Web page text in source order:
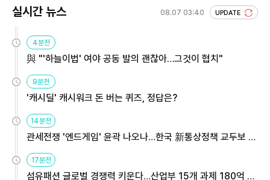
실시간 뉴스 08.07 03:40 UPDATE
4분전
與 "'하늘이법' 여야 공동 발의 괜찮아…그것이 협치"
9분전
'캐시딜' 캐시워크 돈 버는 퀴즈, 정답은?
14분전
관세전쟁 '엔드게임' 윤곽 나오나…한국 新통상정책 교두보 활
17분전
섬유패션 글로벌 경쟁력 키운다…산업부 15개 과제 180억 지